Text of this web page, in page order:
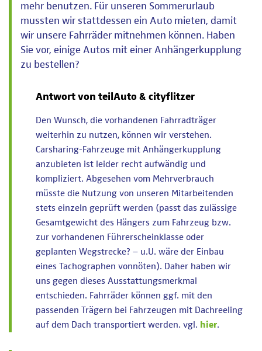
mehr benutzen. Für unseren Sommerurlaub
mussten wir stattdessen ein Auto mieten, damit
wir unsere Fahrräder mitnehmen können. Haben
Sie vor, einige Autos mit einer Anhängerkupplung
zu bestellen?
Antwort von teilAuto & cityflitzer
Den Wunsch, die vorhandenen Fahrradträger
weiterhin zu nutzen, können wir verstehen.
Carsharing-Fahrzeuge mit Anhängerkupplung
anzubieten ist leider recht aufwändig und
kompliziert. Abgesehen vom Mehrverbrauch
müsste die Nutzung von unseren Mitarbeitenden
stets einzeln geprüft werden (passt das zulässige
Gesamtgewicht des Hängers zum Fahrzeug bzw.
zur vorhandenen Führerscheinklasse oder
geplanten Wegstrecke? – u.U. wäre der Einbau
eines Tachographen vonnöten). Daher haben wir
uns gegen dieses Ausstattungsmerkmal
entschieden. Fahrräder können ggf. mit den
passenden Trägern bei Fahrzeugen mit Dachreeling
auf dem Dach transportiert werden. vgl. hier.